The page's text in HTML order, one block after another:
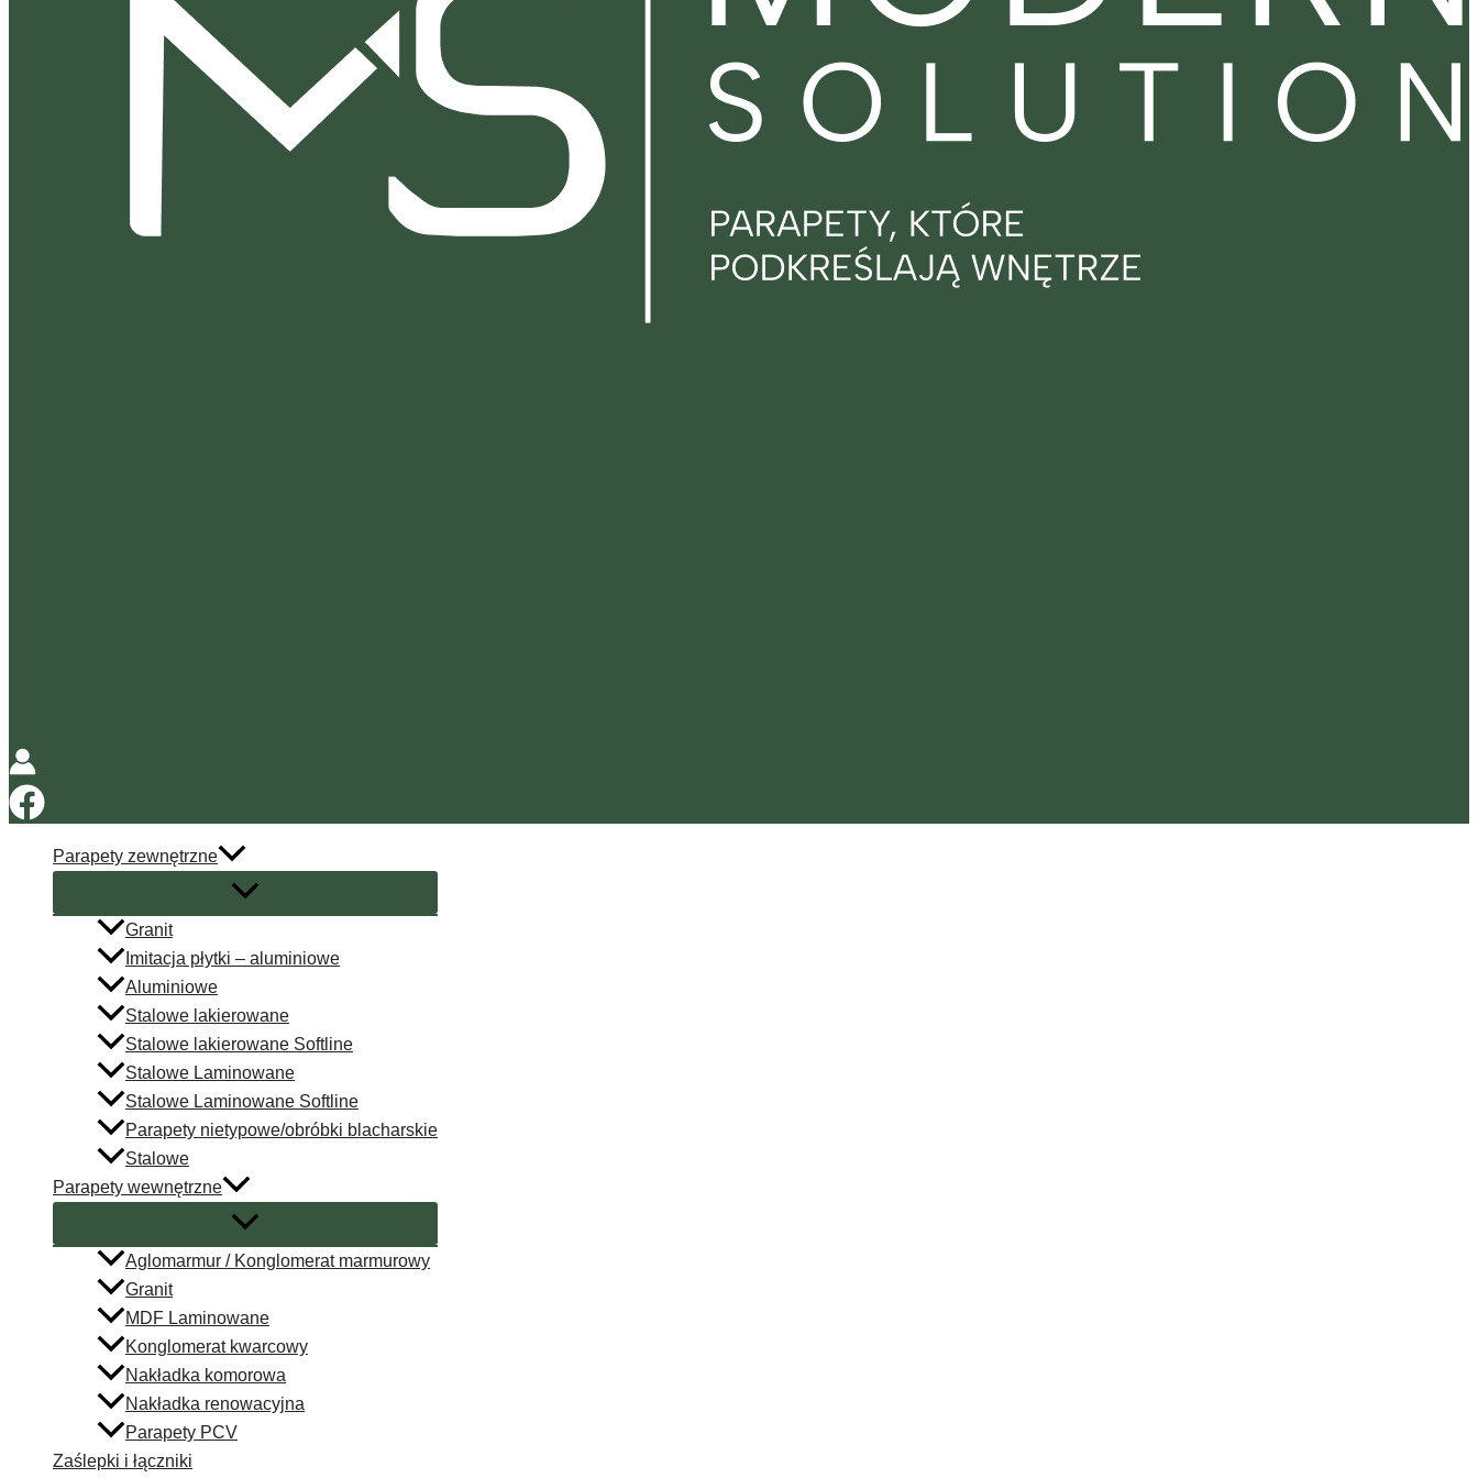
Parapety zewnętrzne
Granit
Imitacja płytki – aluminiowe
Aluminiowe
Stalowe lakierowane
Stalowe lakierowane Softline
Stalowe Laminowane
Stalowe Laminowane Softline
Parapety nietypowe/obróbki blacharskie
Stalowe
Parapety wewnętrzne
Aglomarmur / Konglomerat marmurowy
Granit
MDF Laminowane
Konglomerat kwarcowy
Nakładka komorowa
Nakładka renowacyjna
Parapety PCV
Zaślepki i łączniki